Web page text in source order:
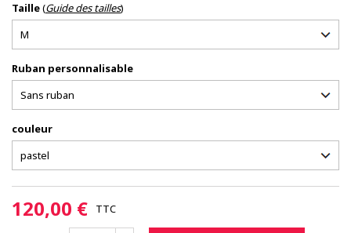
Taille(Guide des tailles)
Ruban personnalisable
couleur
120,00 € TTC